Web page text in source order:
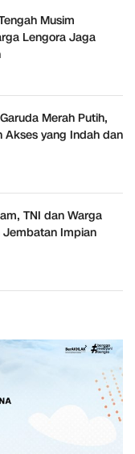
Musim
Lengora Jaga
Merah Putih,
Akses yang Indah dan
TNI dan Warga
Jembatan Impian